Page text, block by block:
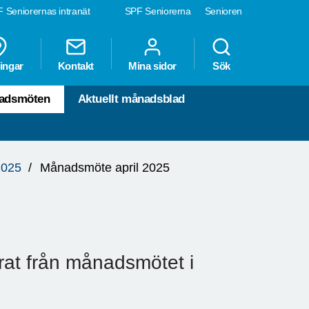
SPF Seniorerna Senioren
Seniorernas intranät
Kontakt Mina sidor Sök
Aktuellt månadsblad
Månadsmöte april 2025
från månadsmötet i